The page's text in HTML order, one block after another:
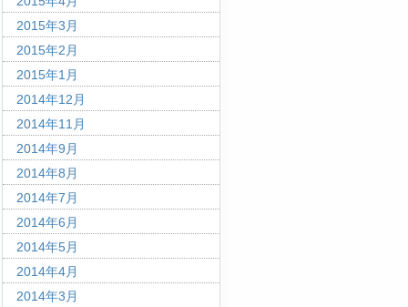
2015年3月
2015年2月
2015年1月
2014年12月
2014年11月
2014年9月
2014年8月
2014年7月
2014年6月
2014年5月
2014年4月
2014年3月